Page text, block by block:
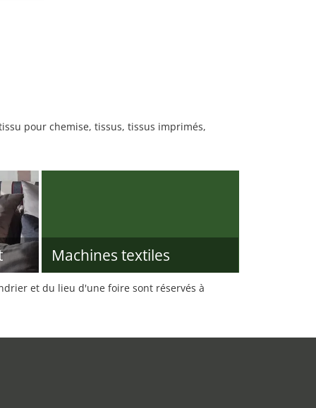
pour chemise, tissus, tissus imprimés,
Machines textiles
et du lieu d'une foire sont réservés à